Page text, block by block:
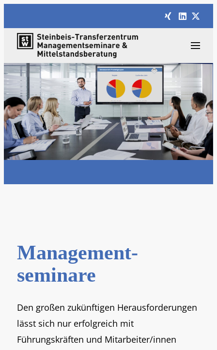
Management­
seminare
Den großen zukünftigen Herausforderungen
lässt sich nur erfolgreich mit
Führungskräften und Mitarbeiter/innen